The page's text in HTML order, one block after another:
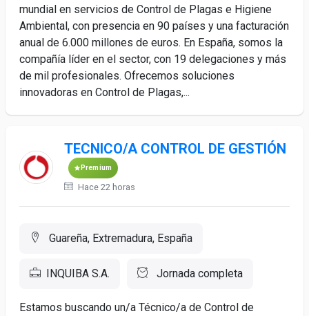
mundial en servicios de Control de Plagas e Higiene
Ambiental, con presencia en 90 países y una facturación
anual de 6.000 millones de euros. En España, somos la
compañía líder en el sector, con 19 delegaciones y más
de mil profesionales. Ofrecemos soluciones
innovadoras en Control de Plagas,...
TECNICO/A CONTROL DE GESTIÓN
Premium
Hace 22 horas
Guareña, Extremadura, España
INQUIBA S.A. Jornada completa
Estamos buscando un/a Técnico/a de Control de